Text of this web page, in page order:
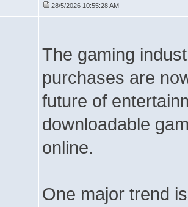
28/5/2026 10:55:28 AM
The gaming
purchases are
future of
downloadable
online.
One major trend